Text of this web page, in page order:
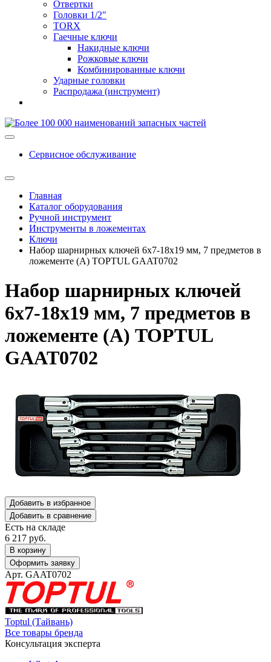
Отвертки
Головки 1/2"
TORX
Гаечные ключи
Накидные ключи
Рожковые ключи
Комбинированные ключи
Ударные головки
Распродажа (инструмент)
Сервисное обслуживание
Главная
Каталог оборудования
Ручной инструмент
Инструменты в ложементах
Ключи
Набор шарнирных ключей 6х7-18х19 мм, 7 предметов в
ложементе (А) TOPTUL GAAT0702
Набор шарнирных ключей
6х7-18х19 мм, 7 предметов в
ложементе (А) TOPTUL
GAAT0702
Добавить в избранное
Добавить в сравнение
Есть на складе
6 217 руб.
В корзину
Оформить заявку
Арт. GAAT0702
Toptul (Тайвань)
Все товары бренда
Консультация эксперта